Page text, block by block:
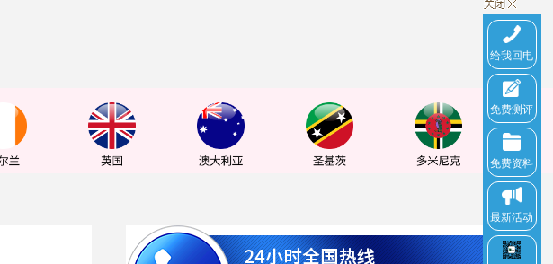
给我回电
免费测评
免费资料
最新活动